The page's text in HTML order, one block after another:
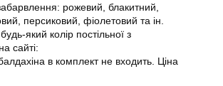
рожевий, блакитний,
персиковий, фіолетовий та ін.
який колір постільної з
сайті:
в комплект не входить. Ціна